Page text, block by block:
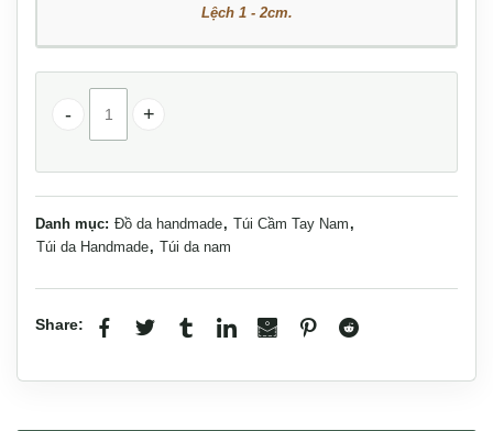
Lệch 1 - 2cm.
Clutch golf cầm tay da bò cao cấp handmade Lano
Danh mục: Đồ da handmade, Túi Cầm Tay Nam ,
Túi da Handmade, Túi da nam
Share: